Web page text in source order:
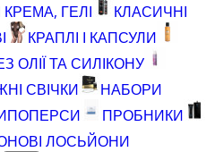
ГЕЛІ
КЛАСИЧНІ
КРАПЛІ І КАПСУЛИ
ТА СИЛІКОНУ
СВІЧКИ
НАБОРИ
ПОПЕРСИ
ПРОБНИКИ
ЛОСЬЙОНИ